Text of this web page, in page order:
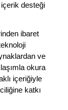
desteği
ibaret
ve
okura
içeriğiyle
katkı